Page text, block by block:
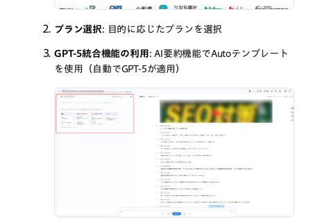
プラン選択: 目的に応じたプランを選択
GPT-5統合機能の利用 : AI要約機能でAutoテンプレート
を使用（自動でGPT-5が適用）